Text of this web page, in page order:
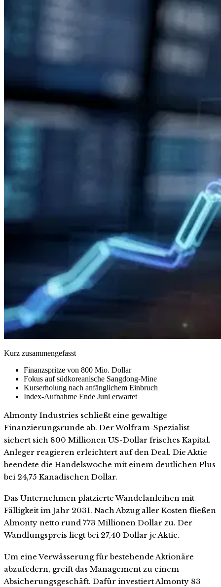
Kurz zusammengefasst
Finanzspritze von 800 Mio. Dollar
Fokus auf südkoreanische Sangdong-Mine
Kurserholung nach anfänglichem Einbruch
Index-Aufnahme Ende Juni erwartet
Almonty Industries schließt eine gewaltige
Finanzierungsrunde ab. Der Wolfram-Spezialist
sichert sich 800 Millionen US-Dollar frisches Kapital.
Anleger reagieren erleichtert auf den Deal. Die Aktie
beendete die Handelswoche mit einem deutlichen Plus
bei 24,75 Kanadischen Dollar.
Das Unternehmen platzierte Wandelanleihen mit
Fälligkeit im Jahr 2031. Nach Abzug aller Kosten fließen
Almonty netto rund 773 Millionen Dollar zu. Der
Wandlungspreis liegt bei 27,40 Dollar je Aktie.
Um eine Verwässerung für bestehende Aktionäre
abzufedern, greift das Management zu einem
Absicherungsgeschäft. Dafür investiert Almonty 83